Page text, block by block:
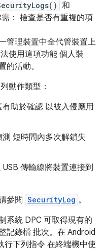
和
需： 檢查是否有重複的項
管理裝置中全代管裝置上
使用這項功能 個人裝
的活動。
動作類型：
助於確認 以被入侵應用
短時間內多次解鎖失
傳輸線將裝置連接到
參閱 SecurityLog 。
系統 DPC 可取得現有的
記錄檔 批次。在 Android
行下列指令 在終端機中使